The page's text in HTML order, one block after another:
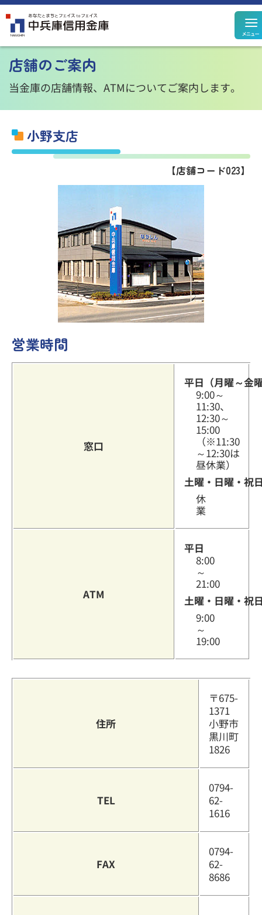
定期預金
決済性預金
規定集
シミュレーション
住宅ローン
カードローン
事業性ローン
投資信託
その他のサービス
よくあるご質問
店舗のご案内
当金庫の店舗情報、ATMについてご案内します。
小野支店
【店舗コード023】
営業時間
窓口
平日（月曜～金
9:00～
11:30、
12:30～
15:00
（※11:30
～12:30は
昼休業）
土曜・日曜・祝
休
業
ATM
平日
8:00
～
21:00
土曜・日曜・祝
9:00
～
19:00
住所
〒675-
1371
小野市
黒川町
1826
TEL
0794-
62-
1616
FAX
0794-
62-
8686